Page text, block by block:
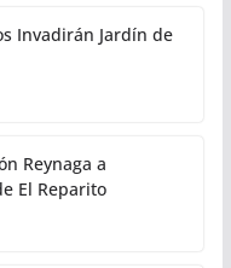
Invadirán Jardín de
Reynaga a
El Reparito